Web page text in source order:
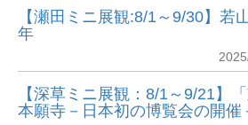
【瀬田ミニ展観:8/1～9/30】若
年
【深草ミニ展観：8/1～9/21】
本願寺－日本初の博覧会の開催